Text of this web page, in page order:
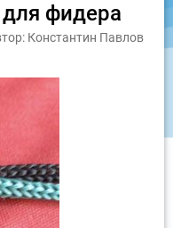
для фидера
Константин Павлов